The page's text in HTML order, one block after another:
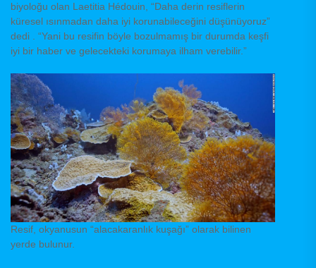
biyoloğu olan Laetitia Hédouin, “Daha derin resiflerin
küresel ısınmadan daha iyi korunabileceğini düşünüyoruz”
dedi . “Yani bu resifin böyle bozulmamış bir durumda keşfi
iyi bir haber ve gelecekteki korumaya ilham verebilir.”
Resif, okyanusun “alacakaranlık kuşağı” olarak bilinen
yerde bulunur.